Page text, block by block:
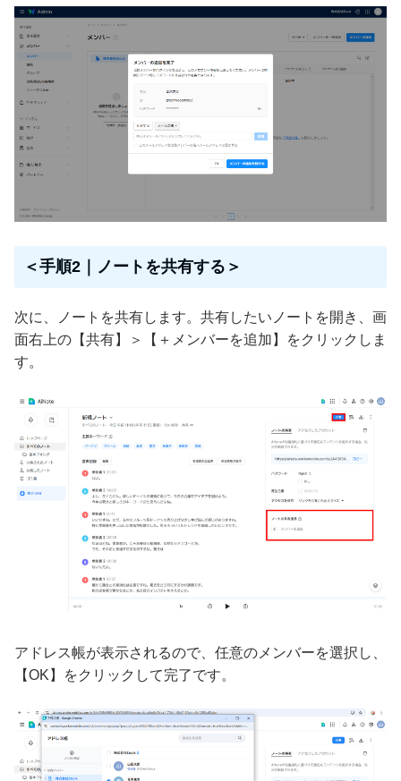
＜手順2｜ノートを共有する＞
次に、ノートを共有します。共有したいノートを開き、画
面右上の【共有】＞【＋メンバーを追加】をクリックしま
す。
アドレス帳が表示されるので、任意のメンバーを選択し、
【OK】をクリックして完了です。